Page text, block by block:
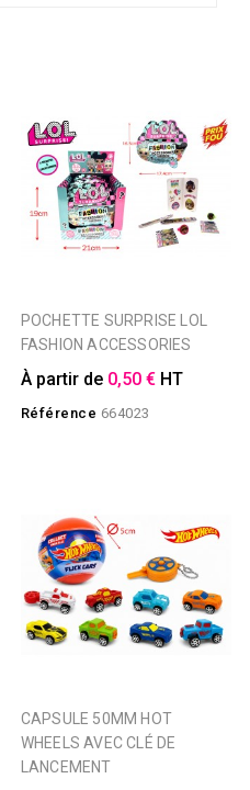
POCHETTE SURPRISE LOL
FASHION ACCESSORIES
À partir de 0,50 € HT
Référence 664023
CAPSULE 50MM HOT
WHEELS AVEC CLÉ DE
LANCEMENT